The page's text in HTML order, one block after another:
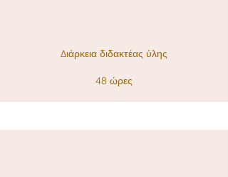
Διάρκεια διδακτέας ύλης
48 ώρες